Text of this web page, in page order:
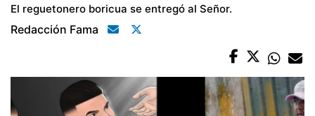
El reguetonero boricua se entregó al Señor.
Redacción Fama